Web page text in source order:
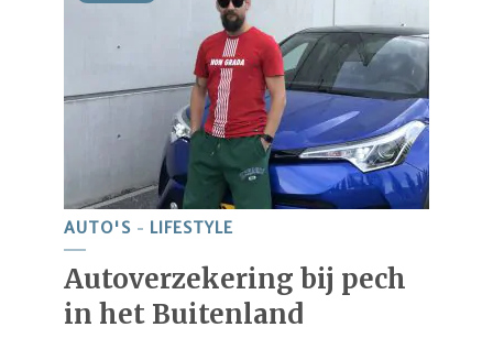
AUTO'S LIFESTYLE
Autoverzekering bij pech
in het Buitenland